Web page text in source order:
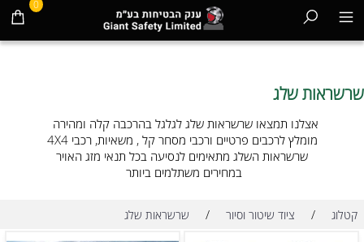
0
שרשראות שלג
אצלנו תמצאו שרשראות שלג לגלגל בהרכבה קלה ומהירה
מומלץ לרכבים פרטיים ורכבי מסחר קל , משאיות, רכבי 4X4
שרשראות השלג מתאימים לנסיעה בכל תנאי מזג האויר
במחירים משתלמים ביותר
קטלוג / ציוד שיטור וסיור / שרשראות שלג